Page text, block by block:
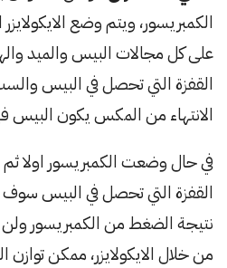
الكمبريسور، ويتم وضع
على كل مجالات البيس والميد
القفزة التي تحصل في البيس
الانتهاء من المكس يكون البيس
في حال وضعت الكمبريسور اولا ثم
القفزة التي تحصل في البيس
نتيجة الضغط من الكمبريسور ولن
من خلال الايكولايزر، ممكن